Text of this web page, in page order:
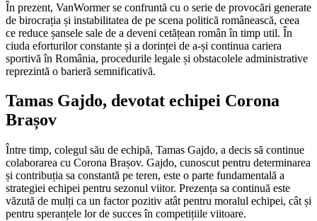
În prezent, VanWormer se confruntă cu o serie de provocări generate
de birocrația și instabilitatea de pe scena politică românească, ceea
ce reduce șansele sale de a deveni cetățean român în timp util. În
ciuda eforturilor constante și a dorinței de a-și continua cariera
sportivă în România, procedurile legale și obstacolele administrative
reprezintă o barieră semnificativă.
Tamas Gajdo, devotat echipei Corona
Brașov
Între timp, colegul său de echipă, Tamas Gajdo, a decis să continue
colaborarea cu Corona Brașov. Gajdo, cunoscut pentru determinarea
și contribuția sa constantă pe teren, este o parte fundamentală a
strategiei echipei pentru sezonul viitor. Prezența sa continuă este
văzută de mulți ca un factor pozitiv atât pentru moralul echipei, cât și
pentru speranțele lor de succes în competițiile viitoare.